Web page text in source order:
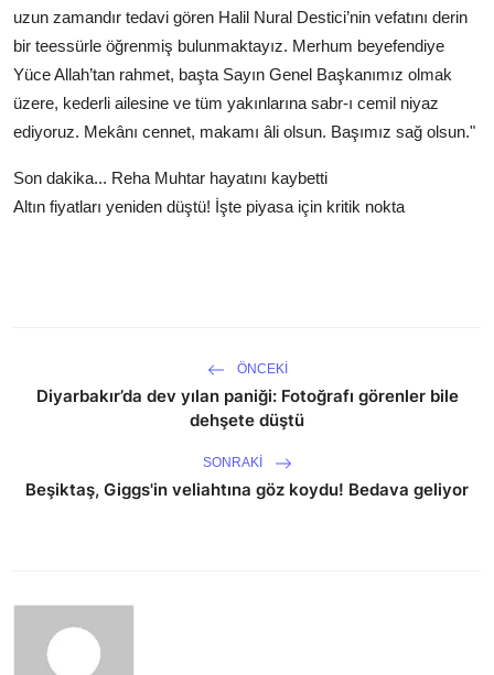
uzun zamandır tedavi gören Halil Nural Destici’nin vefatını derin
bir teessürle öğrenmiş bulunmaktayız. Merhum beyefendiye
Yüce Allah’tan rahmet, başta Sayın Genel Başkanımız olmak
üzere, kederli ailesine ve tüm yakınlarına sabr-ı cemil niyaz
ediyoruz. Mekânı cennet, makamı âli olsun. Başımız sağ olsun."
Son dakika... Reha Muhtar hayatını kaybetti
Altın fiyatları yeniden düştü! İşte piyasa için kritik nokta
ÖNCEKI
Diyarbakır’da dev yılan paniği: Fotoğrafı görenler bile
dehşete düştü
SONRAKI
Beşiktaş, Giggs'in veliahtına göz koydu! Bedava geliyor